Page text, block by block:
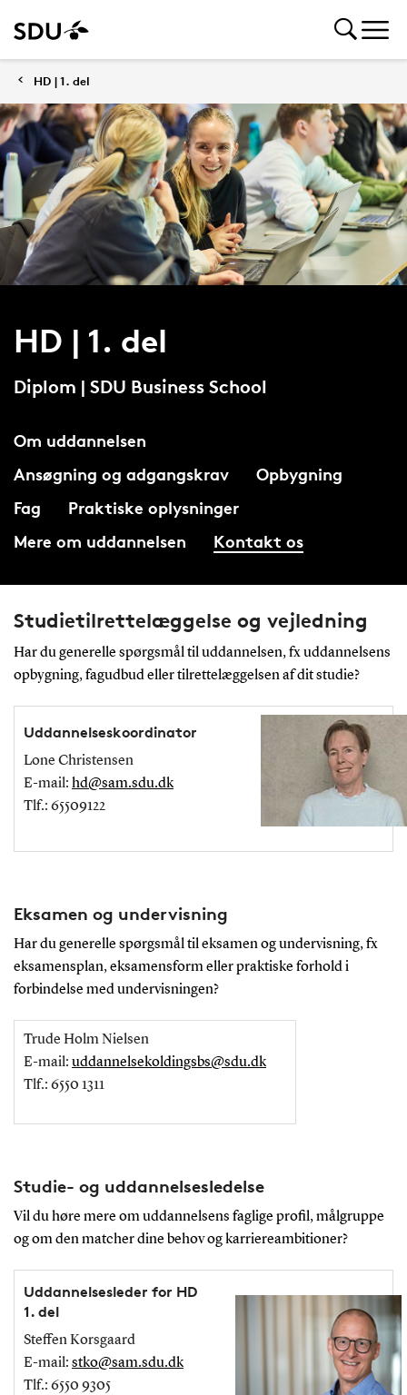
HD | 1. del
HD | 1. del
Diplom | SDU Business School
Om uddannelsen
Ansøgning og adgangskrav
Opbygning
Fag
Praktiske oplysninger
Mere om uddannelsen
Kontakt os
Studietilrettelæggelse og vejledning
Har du generelle spørgsmål til uddannelsen, fx uddannelsens
opbygning, fagudbud eller tilrettelæggelsen af dit studie?
Uddannelseskoordinator
Lone Christensen
E-mail: hd@sam.sdu.dk
Tlf.: 65509122
Eksamen og undervisning
Har du generelle spørgsmål til eksamen og undervisning, fx
eksamensplan, eksamensform eller praktiske forhold i
forbindelse med undervisningen?
Trude Holm Nielsen
E-mail: uddannelsekoldingsbs@sdu.dk
Tlf.: 6550 1311
Studie- og uddannelsesledelse
Vil du høre mere om uddannelsens faglige profil, målgruppe
og om den matcher dine behov og karriereambitioner?
Uddannelsesleder for HD
1. del
Steffen Korsgaard
E-mail: stko@sam.sdu.dk
Tlf.: 6550 9305